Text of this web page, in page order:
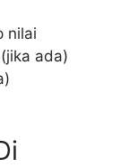
nilai
ada)